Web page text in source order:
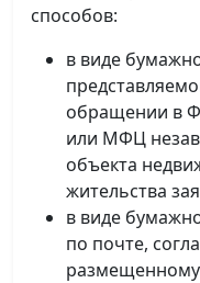
способов:
в виде
обращении в
или МФЦ
объекта
жительства
в виде
по почте,